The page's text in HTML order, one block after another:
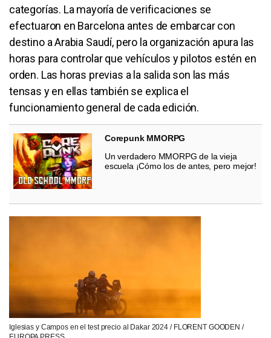
categorías. La mayoría de verificaciones se
efectuaron en Barcelona antes de embarcar con
destino a Arabia Saudí, pero la organización apura las
horas para controlar que vehículos y pilotos estén en
orden. Las horas previas a la salida son las más
tensas y en ellas también se explica el
funcionamiento general de cada edición.
Corepunk MMORPG
Un verdadero MMORPG de la vieja
escuela ¡Cómo los de antes, pero mejor!
Iglesias y Campos en el test precio al Dakar 2024 / FLORENT GOODEN /